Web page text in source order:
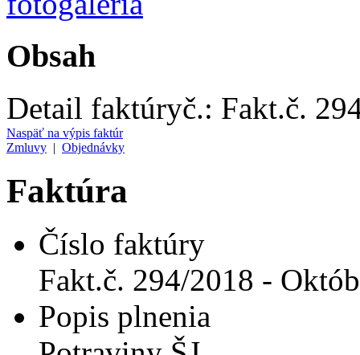
Obsah
Detail faktúryč.: Fakt.č.
Naspäť na výpis faktúr
Zmluvy | Objednávky
Faktúra
Číslo faktúry
Fakt.č. 294/2018 -
Popis plnenia